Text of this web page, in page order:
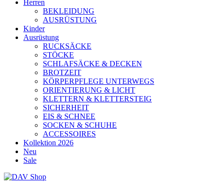
Herren
BEKLEIDUNG
AUSRÜSTUNG
Kinder
Ausrüstung
RUCKSÄCKE
STÖCKE
SCHLAFSÄCKE & DECKEN
BROTZEIT
KÖRPERPFLEGE UNTERWEGS
ORIENTIERUNG & LICHT
KLETTERN & KLETTERSTEIG
SICHERHEIT
EIS & SCHNEE
SOCKEN & SCHUHE
ACCESSOIRES
Kollektion 2026
Neu
Sale